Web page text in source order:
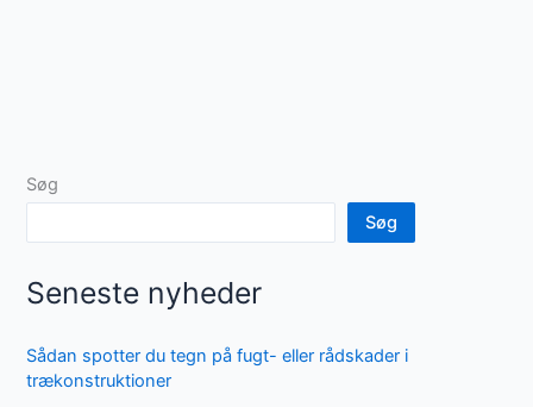
Søg
Søg
Seneste nyheder
Sådan spotter du tegn på fugt- eller rådskader i
trækonstruktioner